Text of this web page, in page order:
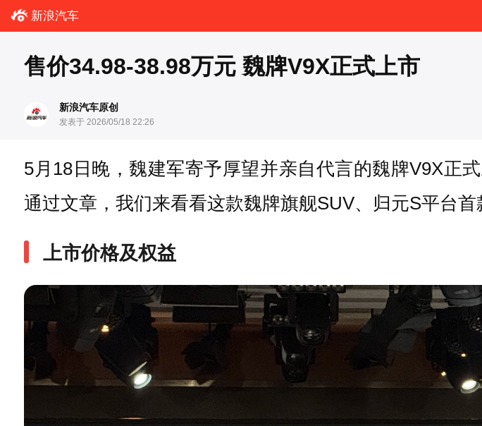
新浪汽车
售价34.98-38.98万元 魏牌V9X正式上市
新浪汽车原创
发表于 2026/05/18 22:26
5月18日晚，魏建军寄予厚望并亲自代言的魏牌V9X正
通过文章，我们来看看这款魏牌旗舰SUV、归元S平台首
上市价格及权益